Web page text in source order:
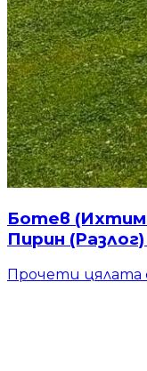
Ботев
Пирин
Прочети цялата